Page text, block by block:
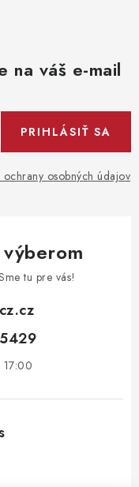
na váš e-mail
osobných údajov
PRIHLÁSIŤ SA
tu pre vás!